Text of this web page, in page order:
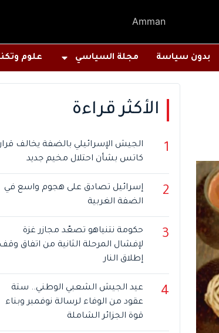
Amman
بدون سياسة مجلة السياسي علوم
الأكثر قراءة
1
الجيش الإسرائيلي بالضفة يخالف قرار
كاتس بشأن احتلال مخيم جديد
2
إسرائيل تصادق على هجوم واسع في
الضفة الغربية
3
حكومة نتنياهو تصعّد مجازر غزة
لإفشال المرحلة الثانية من اتفاق وقف
إطلاق النار
4
عيد الجيش الشعبي الوطني.. ستة
عقود من الوفاء لرسالة نوفمبر وبناء
قوة الجزائر الشاملة